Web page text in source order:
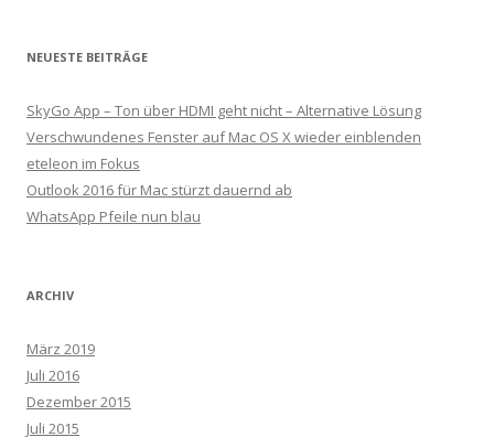
NEUESTE BEITRÄGE
SkyGo App – Ton über HDMI geht nicht – Alternative Lösung
Verschwundenes Fenster auf Mac OS X wieder einblenden
eteleon im Fokus
Outlook 2016 für Mac stürzt dauernd ab
WhatsApp Pfeile nun blau
ARCHIV
März 2019
Juli 2016
Dezember 2015
Juli 2015